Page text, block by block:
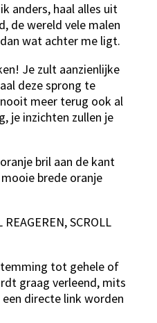
anders, haal alles uit
de wereld vele malen
wat achter me ligt.
Je zult aanzienlijke
deze sprong te
meer terug ook al
je inzichten zullen je
bril aan de kant
brede oranje
SCROLL
tot gehele of
graag verleend, mits
directe link worden